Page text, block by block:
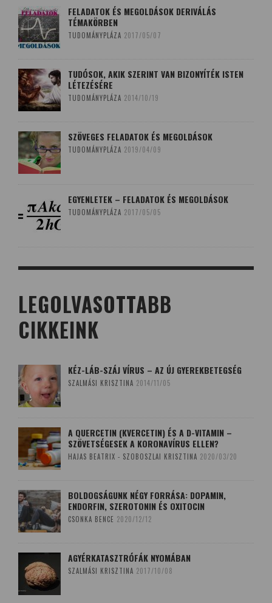
FELADATOK ÉS MEGOLDÁSOK DERIVÁLÁS
TÉMAKÖRBEN
TUDOMÁNYPLÁZA 2017/05/07
TUDÓSOK, AKIK SZERINT VAN BIZONYÍTÉK ISTEN
LÉTEZÉSÉRE
TUDOMÁNYPLÁZA 2014/10/19
SZÖVEGES FELADATOK ÉS MEGOLDÁSOK
TUDOMÁNYPLÁZA 2019/04/09
EGYENLETEK – FELADATOK ÉS MEGOLDÁSOK
TUDOMÁNYPLÁZA 2017/05/05
LEGOLVASOTTABB
CIKKEINK
KÉZ-LÁB-SZÁJ VÍRUS – AZ ÚJ GYEREKBETEGSÉG
SZALMÁSI KRISZTINA 2014/11/05
A QUERCETIN (KVERCETIN) ÉS A D-VITAMIN –
SZÖVETSÉGESEK A KORONAVÍRUS ELLEN?
HAJAS BEATRIX - SZOBOSZLAI KRISZTINA 2020/03/20
BOLDOGSÁGUNK NÉGY FORRÁSA: DOPAMIN,
ENDORFIN, SZEROTONIN ÉS OXITOCIN
CSONKA BENCE 2020/12/12
AGYÉRKATASZTRÓFÁK NYOMÁBAN
SZALMÁSI KRISZTINA 2017/10/08